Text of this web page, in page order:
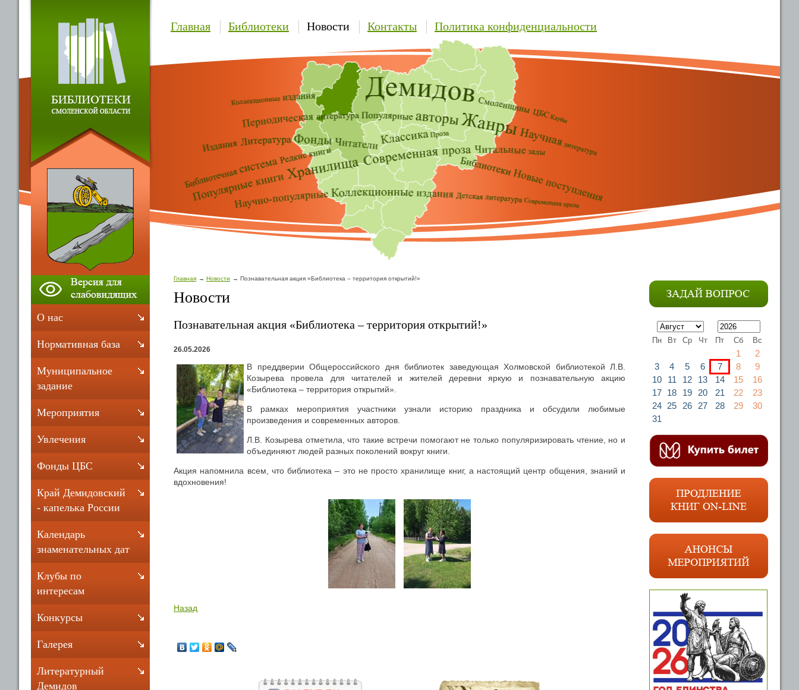
Главная Библиотеки Новости Контакты Политика конфиденциальности
Главная Новости Познавательная акция «Библиотека – территория открытий!»
Новости
Познавательная акция «Библиотека – территория открытий!»
26.05.2026
В преддверии Общероссийского дня библиотек заведующая Холмовской библиотекой Л.В.
Козырева провела для читателей и жителей деревни яркую и познавательную акцию
«Библиотека – территория открытий».
В рамках мероприятия участники узнали историю праздника и обсудили любимые
произведения и современных авторов.
Л.В. Козырева отметила, что такие встречи помогают не только популяризировать чтение, но и
объединяют людей разных поколений вокруг книги.
Акция напомнила всем, что библиотека – это не просто хранилище книг, а настоящий центр общения, знаний и
вдохновения!
Назад
О нас
Нормативная база
Муниципальное
задание
Мероприятия
Увлечения
Фонды ЦБС
Край Демидовский
- капелька России
Календарь
знаменательных дат
Клубы по
интересам
Конкурсы
Галерея
Литературный
Демидов
Пн Вт Ср Чт Пт Сб Вс
1
2
3
4 5 6 7 8
9
10
11 12 13 14 15
16
17 18 19 20 21 22
23
24 25 26 27 28 29
30
31